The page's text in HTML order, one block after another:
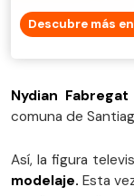
Descubre más
Nydian Fabregat
comuna de
Así, la figura
modelaje. Esta